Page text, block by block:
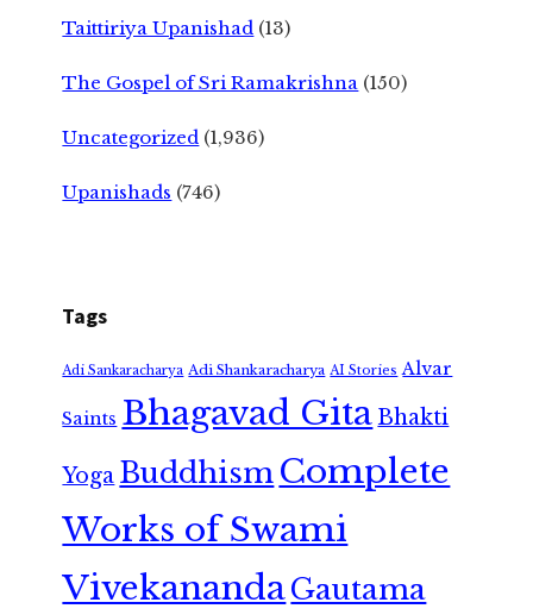
Taittiriya Upanishad (13)
The Gospel of Sri Ramakrishna (150)
Uncategorized (1,936)
Upanishads (746)
Tags
Adi Sankaracharya Adi Shankaracharya AI Stories Alvar
Saints Bhagavad GitaBhakti
Yoga Buddhism Complete
Works of Swami
VivekanandaGautama